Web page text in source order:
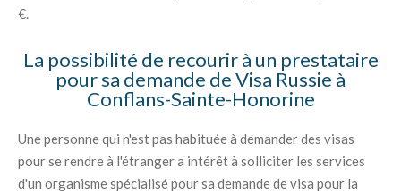
€.
La possibilité de recourir à un prestataire
pour sa demande de Visa Russie à
Conflans-Sainte-Honorine
Une personne qui n'est pas habituée à demander des visas
pour se rendre à l'étranger a intérêt à solliciter les services
d'un organisme spécialisé pour sa demande de visa pour la